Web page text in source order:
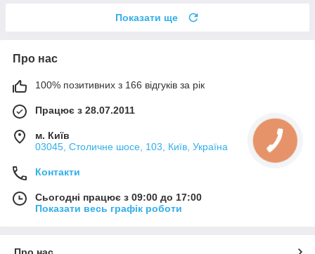
Показати ще
Про нас
100% позитивних з 166 відгуків за рік
Працює з 28.07.2011
м. Київ
03045, Столичне шосе, 103, Київ, Україна
Контакти
Сьогодні працює з 09:00 до 17:00
Показати весь графік роботи